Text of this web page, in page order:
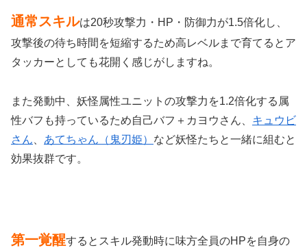
通常スキルは20秒攻撃力・HP・防御力が1.5倍化し、
攻撃後の待ち時間を短縮するため高レベルまで育てるとア
タッカーとしても花開く感じがしますね。
また発動中、妖怪属性ユニットの攻撃力を1.2倍化する属
性バフも持っているため自己バフ＋カヨウさん、 キュウビ
さん
あてちゃん（鬼刃姫） など妖怪たちと一緒に組むと
効果抜群です。
第一覚醒するとスキル発動時に味方全員のHPを自身の